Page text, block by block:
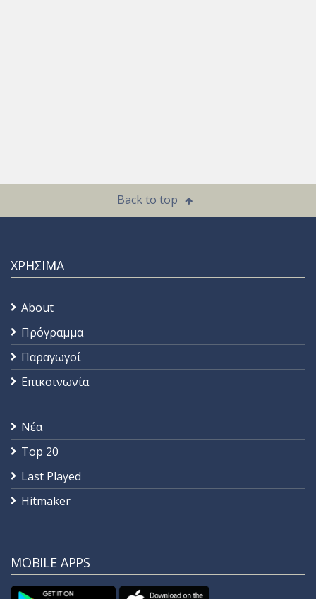
Back to top
ΧΡΗΣΙΜΑ
About
Πρόγραμμα
Παραγωγοί
Επικοινωνία
Νέα
Top 20
Last Played
Hitmaker
MOBILE APPS